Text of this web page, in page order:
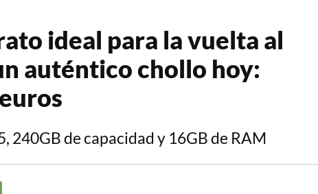
ideal para la vuelta al
auténtico chollo hoy:
240GB de capacidad y 16GB de RAM